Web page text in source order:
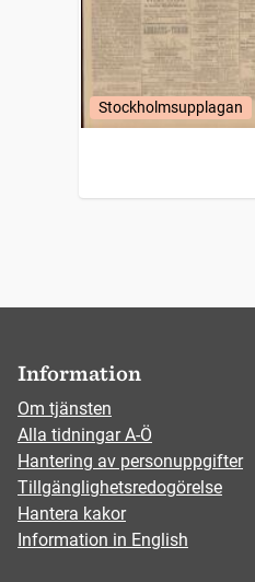
Stockholmsupplagan
Information
Om tjänsten
Alla tidningar A-Ö
Hantering av personuppgifter
Tillgänglighetsredogörelse
Hantera kakor
Information in English